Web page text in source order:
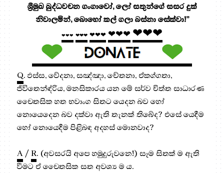
ශ්‍රීමුඛ බුද්ධවචන ගංගාවෝ, ලෝ සතුන්ගේ සසර දුක්
නිවාලමින්, බොහෝ කල් ගලා බස්නා සේක්වා!”
❤❤❤ ❤❤❤ ❤❤❤ ❤❤❤ ❤❤❤
Q. ඵස්ස, වේදනා, සඤ්ඤා, චේතනා, ඒකග්ගතා,
ජීවිතෙන්ඳ්‍රිය, මනසිකාරය යන මේ සර්ව චිත්ත සාධාරණ
චෛතසික හත භවාංග සිතට යෙදන බව හෝ
නොයෙදෙන බව දක්වා ඇති තැනක් තිබේද? එසේ යෙදීම
හෝ නොයෙදීම පිළිබඳ අදහස් මොනවාද?
A /R. (අවසරයි අපෙ හමුදුරුවනෙ!) සෑම සිතක් ම ඇති
වීමට ඒ චෛතසික සත අවශ්‍ය ම ය.